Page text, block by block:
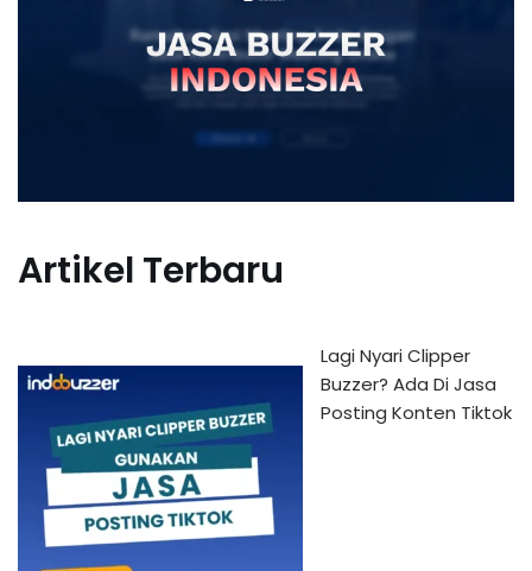
Artikel Terbaru
Lagi Nyari Clipper
Buzzer? Ada Di Jasa
Posting Konten Tiktok